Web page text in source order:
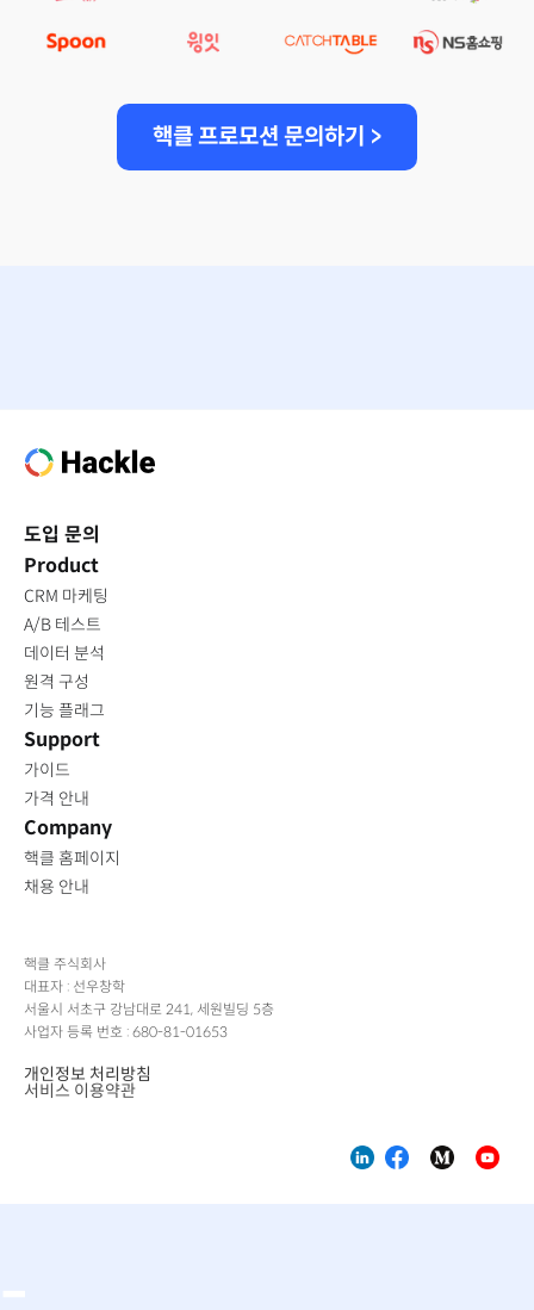
핵클 프로모션 문의하기 >
핵클 주식회사
대표자 : 선우창학
서울시 서초구 강남대로 241, 세원빌딩 5층
사업자 등록 번호 : 680-81-01653
개인정보 처리방침
서비스 이용약관
도입 문의
Product
CRM 마케팅
A/B 테스트
데이터 분석
원격 구성
기능 플래그
Support
가이드
가격 안내
Company
핵클 홈페이지
채용 안내